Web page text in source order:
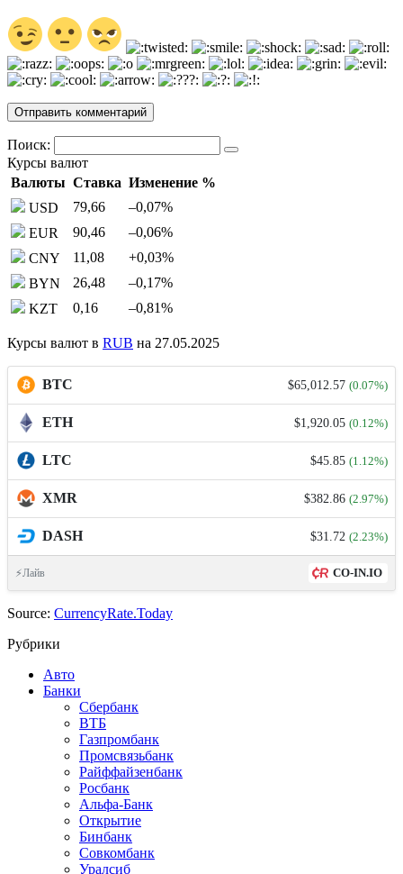
Поиск:
Курсы валют
Валюты Ставка Изменение %
USD
79,66 –0,07%
EUR
90,46 –0,06%
CNY
11,08 +0,03%
BYN
26,48 –0,17%
KZT
0,16 –0,81%
Курсы валют в RUB на 27.05.2025
BTC $65,012.57 (0.07%)
ETH $1,920.05 (0.12%)
LTC $45.85 (1.12%)
XMR $382.86 (2.97%)
DASH $31.72 (2.23%)
⚡Лайв CO-IN.IO
Source: CurrencyRate.Today
Рубрики
Авто
Банки
Сбербанк
ВТБ
Газпромбанк
Промсвязьбанк
Райффайзенбанк
Росбанк
Альфа-Банк
Открытие
Бинбанк
Совкомбанк
Уралсиб